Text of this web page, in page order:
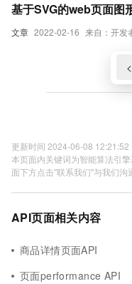
文章 2022-02-16 来自：开发
基于SVG的web页面图
<
更新时间 2024-06-08 12:21:52
本页面内关键词为智能算法引
面下方点击"联系我们"与我们沟
API页面相关内容
商品详情页面API
页面performance API